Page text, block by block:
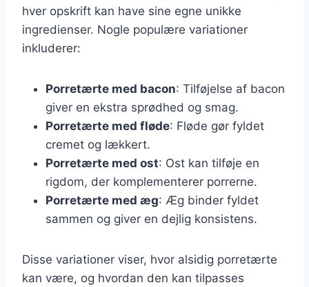
hver opskrift kan have sine egne unikke
ingredienser. Nogle populære variationer
inkluderer:
Porretærte med bacon: Tilføjelse af bacon
giver en ekstra sprødhed og smag.
Porretærte med fløde: Fløde gør fyldet
cremet og lækkert.
Porretærte med ost: Ost kan tilføje en
rigdom, der komplementerer porrerne.
Porretærte med æg: Æg binder fyldet
sammen og giver en dejlig konsistens.
Disse variationer viser, hvor alsidig porretærte
kan være, og hvordan den kan tilpasses